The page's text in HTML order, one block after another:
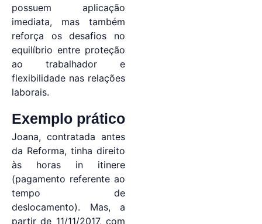
possuem aplicação
imediata, mas também
reforça os desafios no
equilíbrio entre proteção
ao trabalhador e
flexibilidade nas relações
laborais.
Exemplo prático
Joana, contratada antes
da Reforma, tinha direito
às horas in itinere
(pagamento referente ao
tempo de
deslocamento). Mas, a
partir de 11/11/2017, com